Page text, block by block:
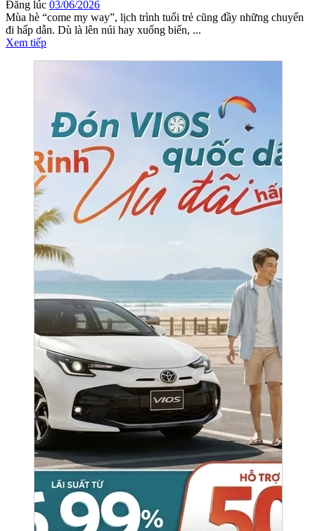
Đăng lúc 03/06/2026
Mùa hè “come my way”, lịch trình tuổi trẻ cũng đầy những chuyến
đi hấp dẫn. Dù là lên núi hay xuống biển, ...
Xem tiếp